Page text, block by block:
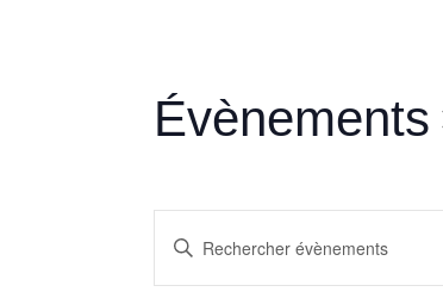
Évènements
et
Saisir